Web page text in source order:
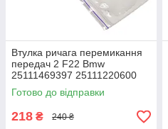
Втулка ричага перемикання
передач 2 F22 Bmw
25111469397 25111220600
1220600
Готово до відправки
218 ₴ 240 ₴